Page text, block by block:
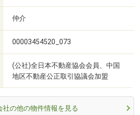
仲介
00003454520_073
(公社)全日本不動産協会会員、中国
地区不動産公正取引協議会加盟
社の他の物件情報を見る